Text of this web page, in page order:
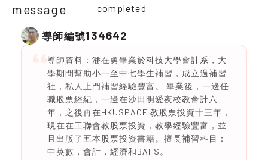
message
completed
導師編號134642
導師資料：潘在勇畢業於科技大學會計系，大
學期間幫助小一至中七學生補習，成立過補習
社，私人上門補習經驗豐富。 畢業後，一邊任
職股票經紀，一邊在沙田明愛夜校教會計六
年，之後再在HKUSPACE 教股票投資十三年，
現在在工聯會教股票投資，教學經驗豐富，並
且出版了五本股票投资書籍。擅長補習科目：
中英數，會計，經濟和BAFS。